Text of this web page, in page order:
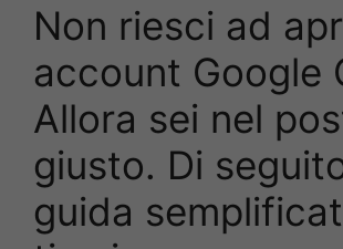
Non riesci ad
account Google
Allora sei nel
giusto. Di
guida